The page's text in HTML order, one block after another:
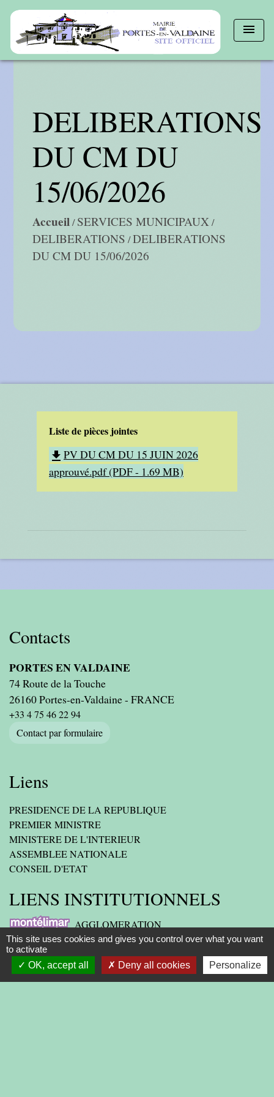
menu
DELIBERATIONS
DU CM DU
15/06/2026
Accueil/SERVICES MUNICIPAUX/
DELIBERATIONS /DELIBERATIONS
DU CM DU 15/06/2026
Liste de pièces jointes
file_download PV DU CM DU 15 JUIN 2026
approuvé.pdf (PDF - 1.69 MB)
Contacts
PORTES EN VALDAINE
74 Route de la Touche
26160 Portes-en-Valdaine - FRANCE
+33 4 75 46 22 94
Contact par formulaire
Liens
PRESIDENCE DE LA REPUBLIQUE
PREMIER MINISTRE
MINISTERE DE L'INTERIEUR
ASSEMBLEE NATIONALE
CONSEIL D'ETAT
LIENS INSTITUTIONNELS
AGGLOMERATION
PREFECTURE DE LA DROME
This site uses cookies and gives you control over what you want
to activate
OK, accept all
Deny all cookies Personalize